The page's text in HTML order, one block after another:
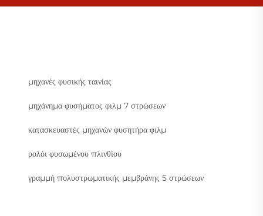
μηχανές φυσικής ταινίας
μηχάνημα φυσήματος φιλμ 7 στρώσεων
κατασκευαστές μηχανών φυσητήρα φιλμ
ρολόι φυσωμένου πλινθίου
γραμμή πολυστρωματικής μεμβράνης 5 στρώσεων